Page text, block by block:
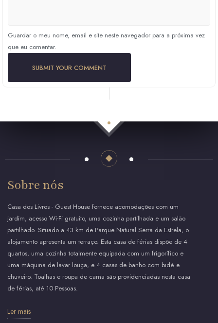
Guardar o meu nome, email e site neste navegador para a próxima vez
que eu comentar.
Sobre nós
Casa dos Livros - Guest House fornece acomodações com um
jardim, acesso Wi-Fi gratuito, uma cozinha partilhada e um salão
partilhado. Situado a 43 km de Parque Natural Serra da Estrela, o
alojamento apresenta um terraço. Esta casa de férias dispõe de 4
quartos, uma cozinha totalmente equipada com um frigorífico e
uma máquina de lavar louça, e 4 casas de banho com bidé e
chuveiro. Toalhas e roupa de cama são providenciadas nesta casa
de férias, até 10 Pessoas.
Ler mais